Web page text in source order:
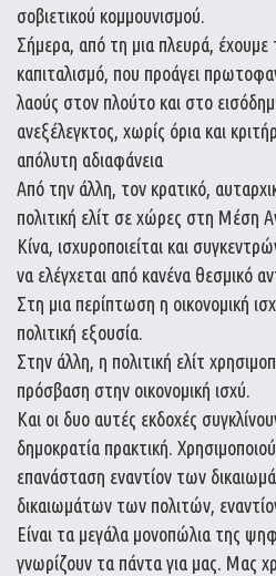
σοβιετικού κομμουνισμού.
Σήμερα, από τη μια πλευρά, έχουμε
καπιταλισμό, που προάγει
λαούς στον πλούτο και στο
ανεξέλεγκτος, χωρίς όρια και
απόλυτη αδιαφάνεια
Από την άλλη, τον κρατικό,
πολιτική ελίτ σε χώρες στη Μέση
Κίνα, ισχυροποιείται και
να ελέγχεται από κανένα θεσμικό
Στη μια περίπτωση η οικονομική
πολιτική εξουσία.
Στην άλλη, η πολιτική ελίτ
πρόσβαση στην οικονομική ισχύ.
Και οι δυο αυτές εκδοχές
δημοκρατία πρακτική.
επανάσταση εναντίον των
δικαιωμάτων των πολιτών,
Είναι τα μεγάλα μονοπώλια της
γνωρίζουν τα πάντα για μας. Μας